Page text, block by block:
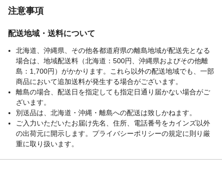
注意事項
配送地域・送料について
北海道、沖縄県、その他各都道府県の離島地域が配送先となる
場合は、地域配送料（北海道：500円、沖縄県およびその他離
島：1,700円）がかかります。これら以外の配送地域でも、一部
商品において追加送料が発生する場合がございます。
離島の場合、配送日を指定しても指定日通り届かない場合がご
ざいます。
別送品は、北海道・沖縄・離島への配送は致しかねます。
ご入力いただいたお届け先名、住所、電話番号をカインズ以外
の出荷元に開示します。プライバシーポリシーの規定に則り厳
重に取り扱います。